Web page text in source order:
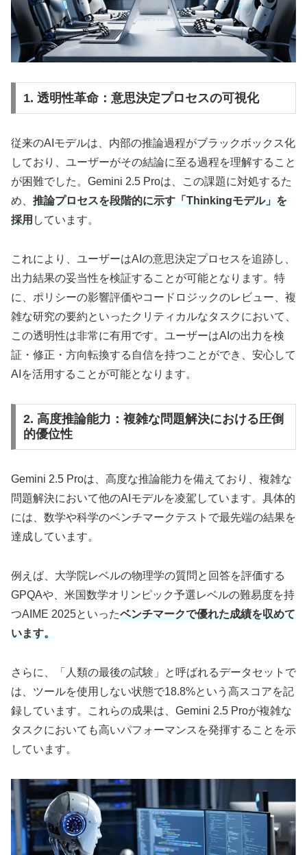
1. 透明性革命：意思決定プロセスの可視化
従来のAIモデルは、内部の推論過程がブラックボックス化
しており、ユーザーがその結論に至る過程を理解すること
が困難でした。​Gemini 2.5 Proは、この課題に対処するた
め、 推論プロセスを段階的に示す「Thinkingモデル」を
採用 しています。
​これにより、ユーザーはAIの意思決定プロセスを追跡し、
出力結果の妥当性を検証することが可能となります。​特
に、ポリシーの影響評価やコードロジックのレビュー、複
雑な研究の要約といったクリティカルなタスクにおいて、
この透明性は非常に有用です。​ユーザーはAIの出力を検
証・修正・方向転換する自信を持つことができ、安心して
AIを活用することが可能となります。 ​
2. 高度推論能力：複雑な問題解決における圧倒
的優位性
Gemini 2.5 Proは、高度な推論能力を備えており、複雑な
問題解決において他のAIモデルを凌駕しています。​具体的
には、数学や科学のベンチマークテストで最先端の結果を
達成しています。
例えば、大学院レベルの物理学の質問と回答を評価する
GPQAや、米国数学オリンピック予選レベルの難易度を持
つAIME 2025といったベンチマークで優れた成績を収めて
います。
さらに、「人類の最後の試験」と呼ばれるデータセットで
は、ツールを使用しない状態で18.8%という高スコアを記
録しています。​これらの成果は、Gemini 2.5 Proが複雑な
タスクにおいても高いパフォーマンスを発揮することを示
しています。 ​